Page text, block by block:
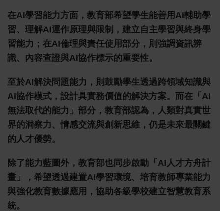
在AI學習能力方面，教育部希望學生能善用AI輔助學
習、理解AI運作原理與限制，建立自主學習與終身學
習能力；在AI倫理與責任使用部分，則強調資訊辨
識、內容查證與AI協作標示的重要性。
至於AI解決問題能力，則鼓勵學生透過跨領域知識與
AI協作模式，設計具實務價值的解決方案。而在「AI
無法取代的能力」部分，教育部認為，人類對真實世
界的洞察力、情感交流與創新思維，仍是未來最關鍵
的人才優勢。
除了能力藍圖外，教育部也同步啟動「AI人才方舟計
畫」，希望透過建置AI學習環境、培育教師專業能力
與強化教育數據應用，協助各級學校建立智慧教育系
統。